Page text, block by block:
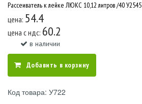
Рассеиватель к лейке ЛЮКС 10,12 литров /40 У2545
цена: 54.4
цена c ндс: 60.2
в наличии
Добавить в корзину
Код товара: У722